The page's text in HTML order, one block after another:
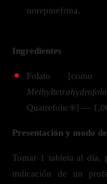
norepinefrina.
Ingredientes
Folato [como
Quatrefolic®] —
Presentación y modo
Tomar 1 tableta al día,
indicación de un